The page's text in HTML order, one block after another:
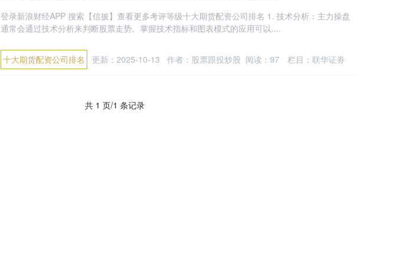
登录新浪财经APP 搜索【信披】查看更多考评等级十大期货配资公司排名 1. 技术分析：主力操盘
通常会通过技术分析来判断股票走势。掌握技术指标和图表模式的应用可以....
十大期货配资公司排名 更新：2025-10-13 作者：股票跟投炒股 阅读： 97 栏目： 联华证券
共 1 页/1 条记录